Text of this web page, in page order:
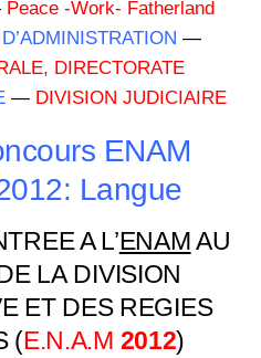
Peace -Work- Fatherland
—
DIRECTORATE
— DIVISION JUDICIAIRE
ENAM
Langue
A L’ENAMAU
LA DIVISION
ET DES REGIES
(E.N.A.M 2012)